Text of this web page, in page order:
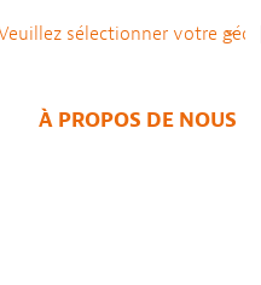
À PROPOS DE NOUS